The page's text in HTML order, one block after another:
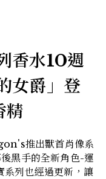
香水10週
女爵」登
精
推出獸首肖像系
黑手的全新角色-運
系列也經過更新，讓